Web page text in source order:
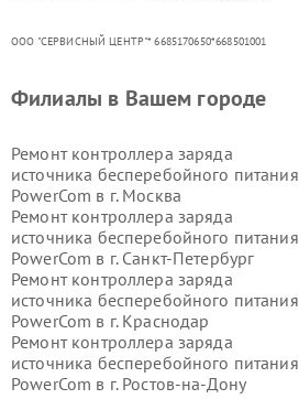
ООО "СЕРВИСНЫЙ ЦЕНТР"* 6685170650*668501001
Филиалы в Вашем городе
Ремонт контроллера заряда
источника бесперебойного питания
PowerCom в г. Москва
Ремонт контроллера заряда
источника бесперебойного питания
PowerCom в г. Санкт-Петербург
Ремонт контроллера заряда
источника бесперебойного питания
PowerCom в г. Краснодар
Ремонт контроллера заряда
источника бесперебойного питания
PowerCom в г. Ростов-на-Дону